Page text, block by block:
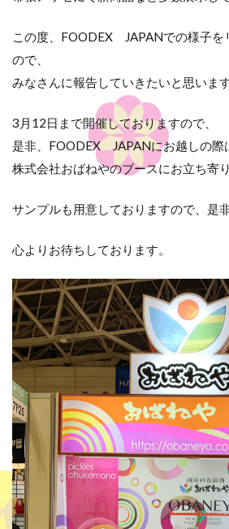
この度、FOODEX JAPANでの様子を
ので、
みなさんに報告していきたいと思います
3月12日まで開催しておりますので、
是非、FOODEX JAPANにお越しの際
株式会社おばねやのブースにお立ち寄り
サンプルも用意しておりますので、是
心よりお待ちしております。